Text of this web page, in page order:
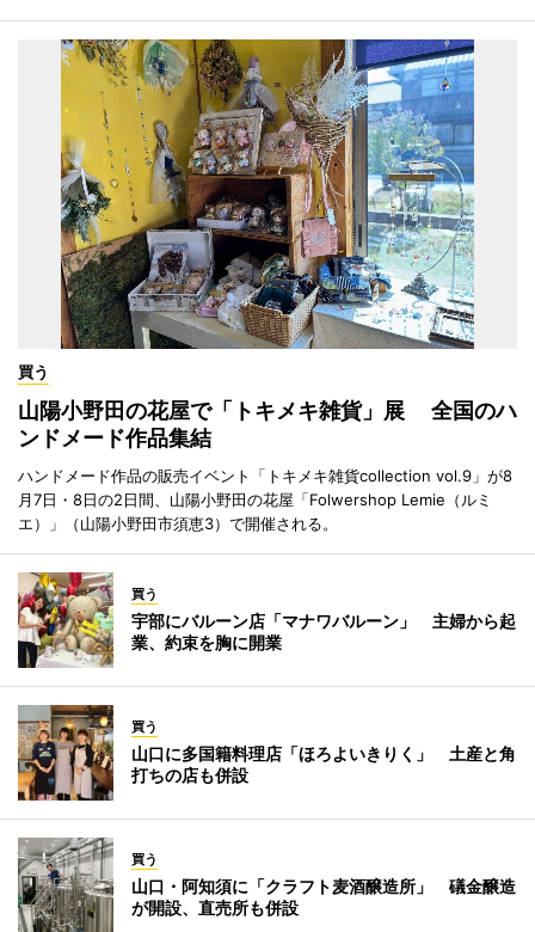
買う
山陽小野田の花屋で「トキメキ雑貨」展 全国のハ
ンドメード作品集結
ハンドメード作品の販売イベント「トキメキ雑貨collection vol.9」が8
月7日・8日の2日間、山陽小野田の花屋「Folwershop Lemie（ルミ
エ）」（山陽小野田市須恵3）で開催される。
買う
宇部にバルーン店「マナワバルーン」 主婦から起
業、約束を胸に開業
買う
山口に多国籍料理店「ほろよいきりく」 土産と角
打ちの店も併設
買う
山口・阿知須に「クラフト麦酒醸造所」 礒金醸造
が開設、直売所も併設